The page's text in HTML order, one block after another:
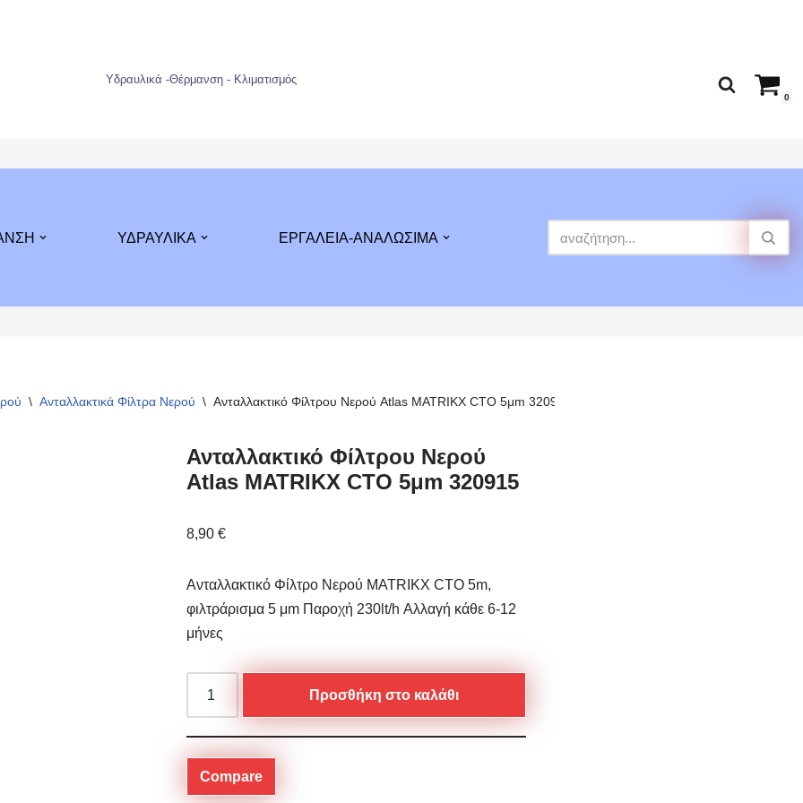
Υδραυλικά -Θέρμανση - Κλιματισμός
0
ΥΔΡΑΥΛΙΚΑ ΕΡΓΑΛΕΙΑ-ΑΝΑΛΩΣΙΜΑ
\ Ανταλλακτικά Φίλτρα Νερού \ Ανταλλακτικό Φίλτρου Νερού Atlas MATRIKX CTO 5μm 320915
Ανταλλακτικό Φίλτρου Νερού
Atlas MATRIKX CTO 5μm 320915
8,90€
Ανταλλακτικό Φίλτρο Νερού MATRIKX CTO 5m,
φιλτράρισμα 5 μm Παροχή 230lt/h Αλλαγή κάθε 6-12
μήνες
Προσθήκη στο καλάθι
Compare